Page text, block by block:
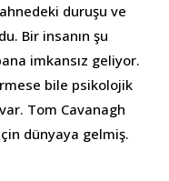
duruşu ve
Bir insanın şu
imkansız geliyor.
bile psikolojik
Tom Cavanagh
dünyaya gelmiş.